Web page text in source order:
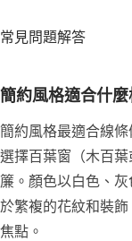
常見問題解答
簡約風格適合什麼
簡約風格最適合線
選擇百葉窗（木百
簾。顏色以白色、
於繁複的花紋和裝
焦點。